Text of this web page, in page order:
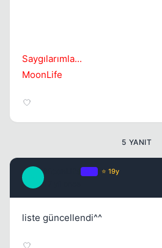
Saygılarımla...
MoonLife
5 YANIT
⭐ 19y
liste güncellendi^^